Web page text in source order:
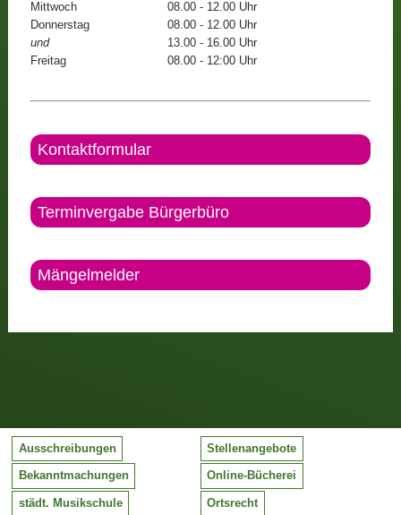
Mittwoch
08.00 - 12.00 Uhr
Donnerstag
08.00 - 12.00 Uhr
und
13.00 - 16.00 Uhr
Freitag
08.00 - 12:00 Uhr
Kontaktformular
Terminvergabe Bürgerbüro
Mängelmelder
Ausschreibungen Stellenangebote
Bekanntmachungen Online-Bücherei
städt. Musikschule Ortsrecht